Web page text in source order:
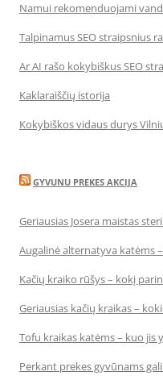
Namui rekomenduojami
Talpinamus SEO straipsnius
Ar AI rašo kokybiškus SEO
Kaklaraiščių istorija
Kokybiškos vidaus durys
GYVUNU PREKES AKCIJA
Geriausias Josera maistas
Augalinė alternatyva katėms
Kačių kraiko rūšys – kokį
Geriausias kačių kraikas –
Tofu kraikas katėms – kuo jis
Perkant prekes gyvūnams